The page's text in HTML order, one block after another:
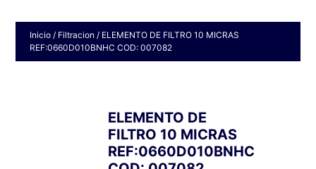
Inicio / Filtracion / ELEMENTO DE FILTRO 10 MICRAS
REF:0660D010BNHC COD: 007082
ELEMENTO DE
FILTRO 10 MICRAS
REF:0660D010BNHC